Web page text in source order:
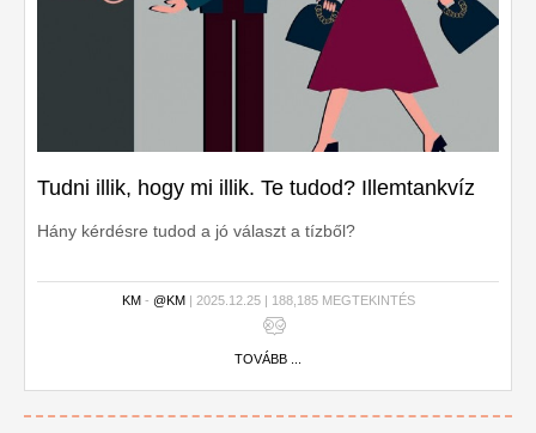
Tudni illik, hogy mi illik. Te tudod? Illemtankvíz
Hány kérdésre tudod a jó választ a tízből?
KM - @KM | 2025.12.25 | 188,185 MEGTEKINTÉS
TOVÁBB ...